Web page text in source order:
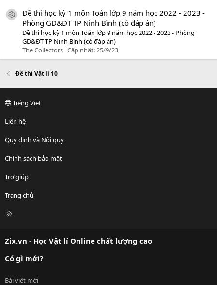
icon tài liệu
Đề thi học kỳ 1 môn Toán lớp 9 năm học 2022 - 2023 -
Phòng GD&ĐT TP Ninh Bình (có đáp án)
Đề thi học kỳ 1 môn Toán lớp 9 năm học 2022 - 2023 - Phòng
GD&ĐT TP Ninh Bình (có đáp án)
The Collectors Cập nhật: 25/9/23
Đề thi Vật lí 10
Tiếng Việt
Liên hệ
Quy định và Nội quy
Chính sách bảo mật
Trợ giúp
Trang chủ
R
Zix.vn - Học Vật lí Online chất lượng cao
Có gì mới?
Bài viết mới